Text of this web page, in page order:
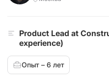
Product Lead at
experience)
Опыт – 6 лет